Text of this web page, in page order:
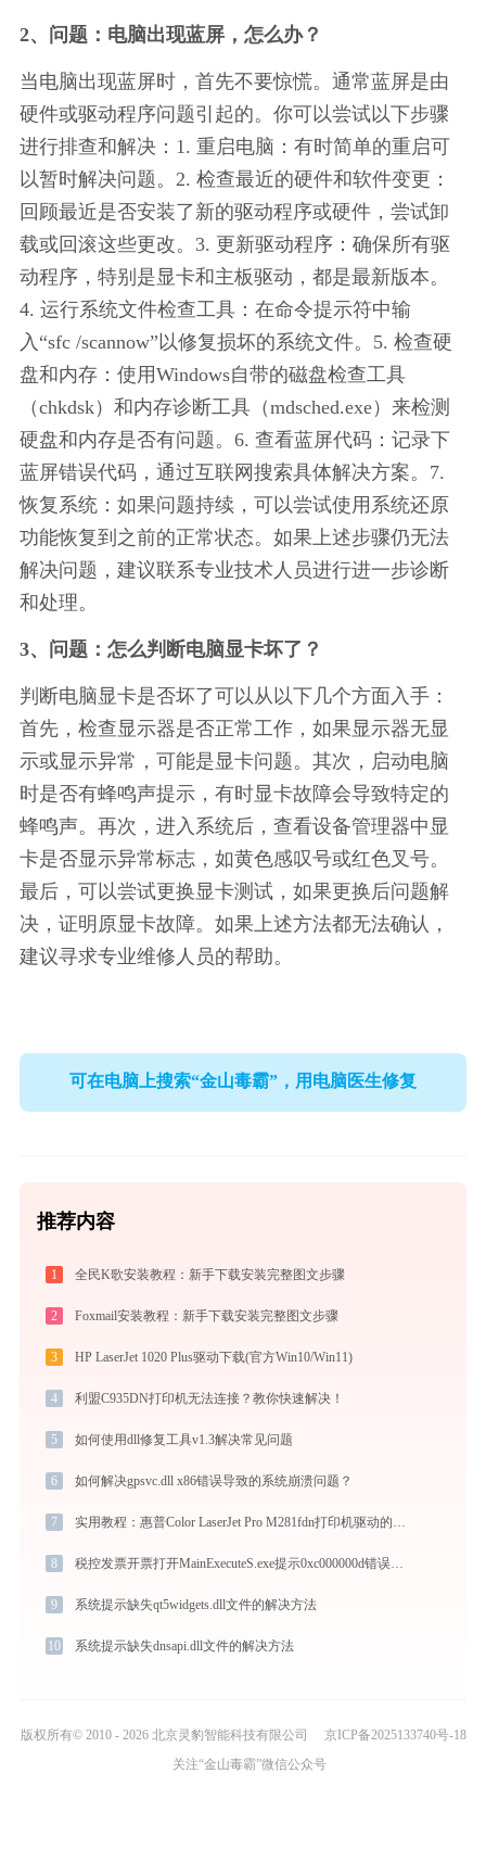
2、问题：电脑出现蓝屏，怎么办？
当电脑出现蓝屏时，首先不要惊慌。通常蓝屏是由
硬件或驱动程序问题引起的。你可以尝试以下步骤
进行排查和解决：1. 重启电脑：有时简单的重启可
以暂时解决问题。2. 检查最近的硬件和软件变更：
回顾最近是否安装了新的驱动程序或硬件，尝试卸
载或回滚这些更改。3. 更新驱动程序：确保所有驱
动程序，特别是显卡和主板驱动，都是最新版本。
4. 运行系统文件检查工具：在命令提示符中输
入“sfc /scannow”以修复损坏的系统文件。5. 检查硬
盘和内存：使用Windows自带的磁盘检查工具
（chkdsk）和内存诊断工具（mdsched.exe）来检测
硬盘和内存是否有问题。6. 查看蓝屏代码：记录下
蓝屏错误代码，通过互联网搜索具体解决方案。7.
恢复系统：如果问题持续，可以尝试使用系统还原
功能恢复到之前的正常状态。如果上述步骤仍无法
解决问题，建议联系专业技术人员进行进一步诊断
和处理。
3、问题：怎么判断电脑显卡坏了？
判断电脑显卡是否坏了可以从以下几个方面入手：
首先，检查显示器是否正常工作，如果显示器无显
示或显示异常，可能是显卡问题。其次，启动电脑
时是否有蜂鸣声提示，有时显卡故障会导致特定的
蜂鸣声。再次，进入系统后，查看设备管理器中显
卡是否显示异常标志，如黄色感叹号或红色叉号。
最后，可以尝试更换显卡测试，如果更换后问题解
决，证明原显卡故障。如果上述方法都无法确认，
建议寻求专业维修人员的帮助。
可在电脑上搜索“金山毒霸”，用电脑医生修复
推荐内容
1 全民K歌安装教程：新手下载安装完整图文步骤
2 Foxmail安装教程：新手下载安装完整图文步骤
3 HP LaserJet 1020 Plus驱动下载(官方Win10/Win11)
4 利盟C935DN打印机无法连接？教你快速解决！
5 如何使用dll修复工具v1.3解决常见问题
6 如何解决gpsvc.dll x86错误导致的系统崩溃问题？
7
8 税控发票开票打开MainExecuteS.exe提示0xc000000d错误码怎么办
9 系统提示缺失qt5widgets.dll文件的解决方法
10 系统提示缺失dnsapi.dll文件的解决方法
版权所有© 2010 - 2026 北京灵豹智能科技有限公司
京ICP备2025133740号-18
关注“金山毒霸”微信公众号